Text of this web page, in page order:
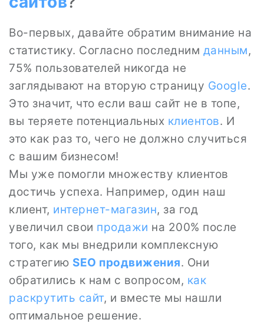
Во-первых, давайте обратим внимание на
статистику. Согласно последним данным,
75% пользователей никогда не
заглядывают на вторую страницу Google.
Это значит, что если ваш сайт не в топе,
вы теряете потенциальных клиентов. И
это как раз то, чего не должно случиться
с вашим бизнесом!
Мы уже помогли множеству клиентов
достичь успеха. Например, один наш
клиент, интернет-магазин, за год
увеличил свои продажи на 200% после
того, как мы внедрили комплексную
стратегию SEO продвижения. Они
обратились к нам с вопросом, как
раскрутить сайт, и вместе мы нашли
оптимальное решение.